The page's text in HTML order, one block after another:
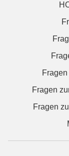
Fragen
Fragen